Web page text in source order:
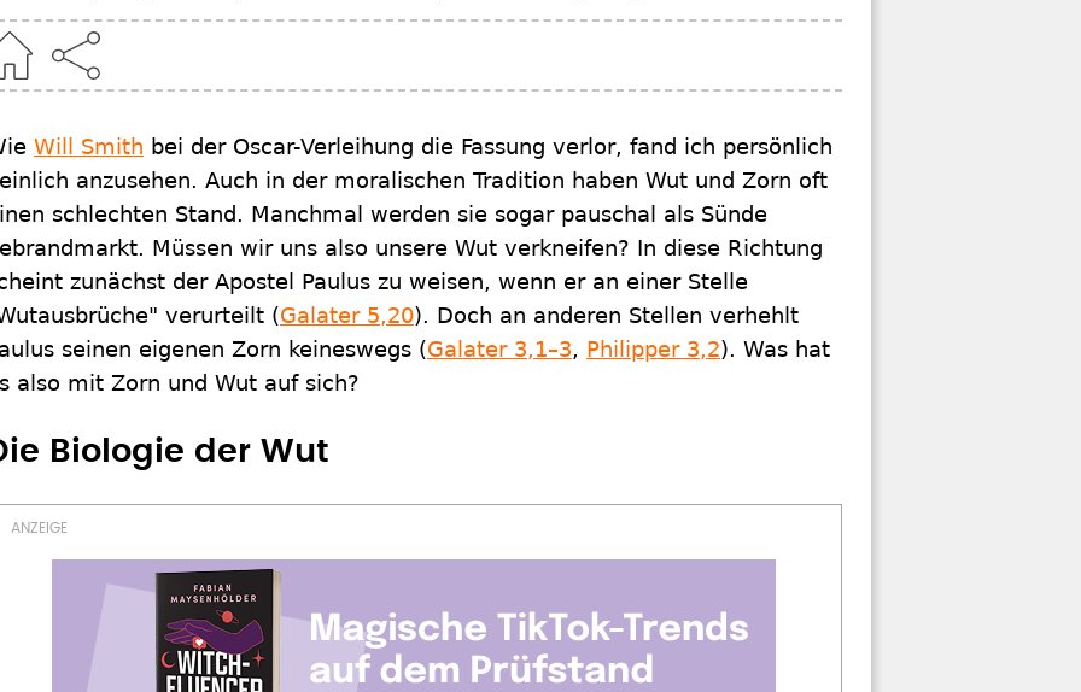
Will Smith bei der Oscar-Verleihung die Fassung verlor, fand ich persönlich
anzusehen. Auch in der moralischen Tradition haben Wut und Zorn oft
schlechten Stand. Manchmal werden sie sogar pauschal als Sünde
Müssen wir uns also unsere Wut verkneifen? In diese Richtung
zunächst der Apostel Paulus zu weisen, wenn er an einer Stelle
verurteilt (Galater 5,20). Doch an anderen Stellen verhehlt
seinen eigenen Zorn keineswegs (Galater 3,1–3, Philipper 3,2). Was hat
also mit Zorn und Wut auf sich?
Biologie der Wut